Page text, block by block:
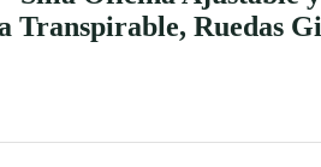
Transpirable, Ruedas